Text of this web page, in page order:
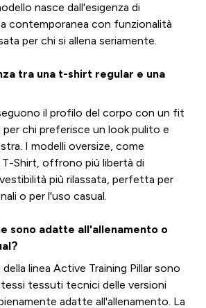
nasce dall'esigenza di
contemporanea con funzionalità
per chi si allena seriamente.
tra una t-shirt regular e una
il profilo del corpo con un fit
chi preferisce un look pulito e
I modelli oversize, come
T-Shirt, offrono più libertà di
più rilassata, perfetta per
o per l'uso casual.
sono adatte all'allenamento o
linea Active Training Pillar sono
tessuti tecnici delle versioni
adatte all'allenamento. La